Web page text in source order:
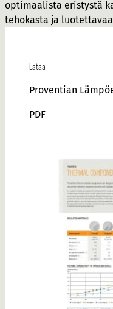
optimaalista eristystä
tehokasta ja
Lataa
Proventian
PDF